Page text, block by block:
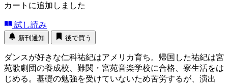
カートに追加しました
試し読み
新刊通知 後で買う
ダンスが好きな仁科祐紀はアメリカ育ち。帰国した祐紀は宮
苑歌劇団の養成校、難関・宮苑音楽学校に合格、寮生活をは
じめる。基礎の勉強を受けていないため苦労するが、演出